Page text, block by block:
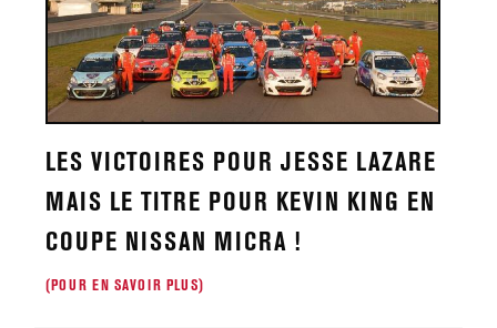
LES VICTOIRES POUR JESSE LAZARE
MAIS LE TITRE POUR KEVIN KING EN
COUPE NISSAN MICRA !
(POUR EN SAVOIR PLUS)